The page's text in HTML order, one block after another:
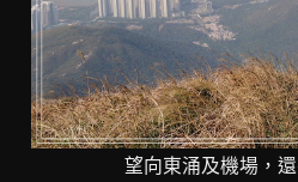
望向東涌及機場，